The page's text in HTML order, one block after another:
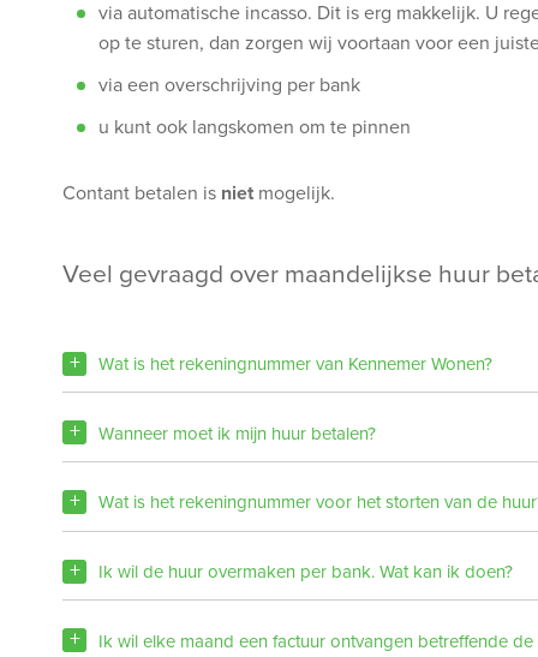
via automatische incasso. Dit is erg makkelijk. U
op te sturen, dan zorgen wij voortaan voor een
via een overschrijving per bank
u kunt ook langskomen om te pinnen
Contant betalen is niet mogelijk.
veel gevraagd over maandelijkse huur
Wat is het rekeningnummer van Kennemer Wonen?
Wanneer moet ik mijn huur betalen?
Wat is het rekeningnummer voor het storten van de
Ik wil de huur overmaken per bank. Wat kan ik doen?
Ik wil elke maand een factuur ontvangen betreffende de